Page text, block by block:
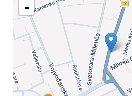
-